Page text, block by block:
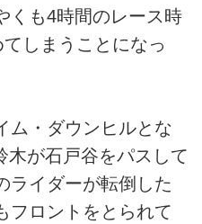
くも4時間のレース時
しまうことになっ
ム・ダウンヒルとな
木が石戸谷をパスして
ライダーが転倒した
フロントをとられて